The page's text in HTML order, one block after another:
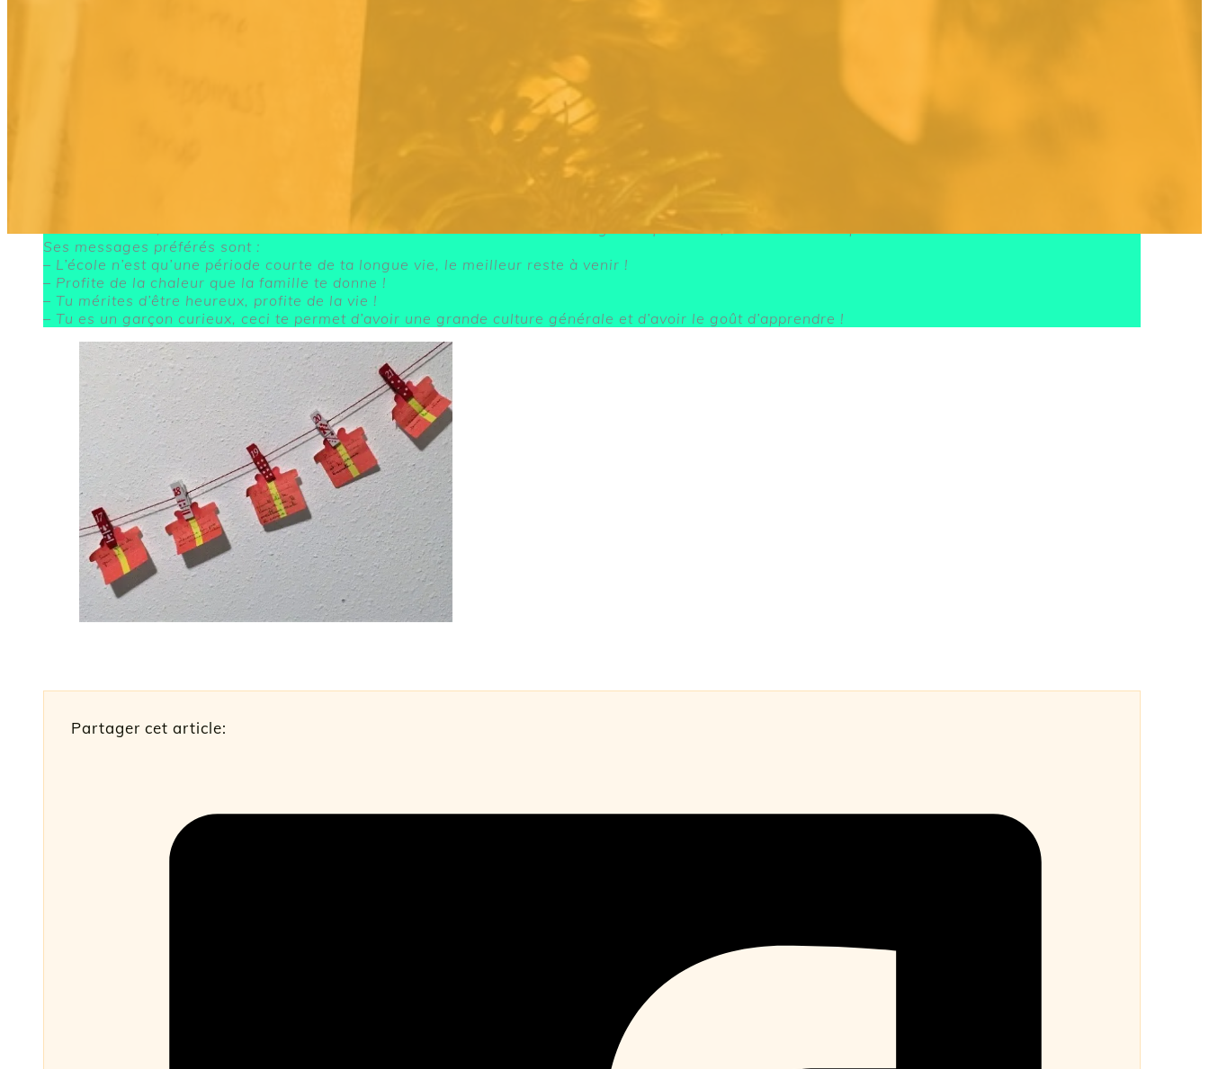
Offrez à votre enfant un calendrier de l’Avent qui va le valoriser et augmenter son estime de soi !
Profitez de la période de l’Avent, pour faire un cadeau à votre enfant, un calendrier de l’Avent personnalisé avec
Soyez créatif et faites le avec votre coeur !
Ses messages préférés sont :
– L’école n’est qu’une période courte de ta longue vie, le meilleur reste à venir !
– Profite de la chaleur que la famille te donne !
– Tu mérites d’être heureux, profite de la vie !
– Tu es un garçon curieux, ceci te permet d’avoir une grande culture générale et d’avoir le goût d’apprendre !
Partager cet article: